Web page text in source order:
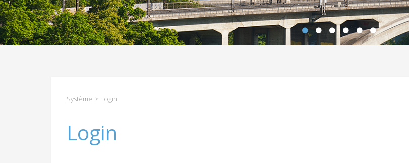
Système > Login
Login